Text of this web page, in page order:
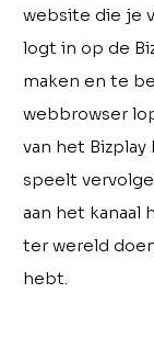
website die je
logt in op de
maken en te
webbrowser
van het
speelt
aan het kanaal
ter wereld
hebt.